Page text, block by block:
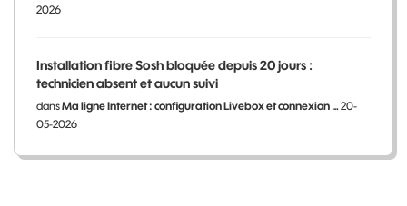
2026
Installation fibre Sosh bloquée depuis 20 jours :
technicien absent et aucun suivi
dansMa ligne Internet : configuration Livebox et connexion … 20-
05-2026